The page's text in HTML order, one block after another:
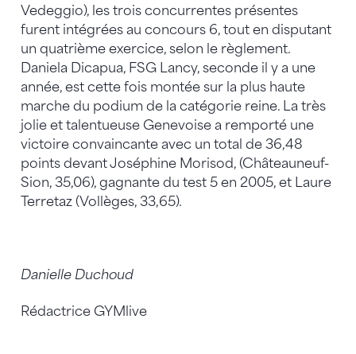
Vedeggio), les trois concurrentes présentes
furent intégrées au concours 6, tout en disputant
un quatrième exercice, selon le règlement.
Daniela Dicapua, FSG Lancy, seconde il y a une
année, est cette fois montée sur la plus haute
marche du podium de la catégorie reine. La très
jolie et talentueuse Genevoise a remporté une
victoire convaincante avec un total de 36,48
points devant Joséphine Morisod, (Châteauneuf-
Sion, 35,06), gagnante du test 5 en 2005, et Laure
Terretaz (Vollèges, 33,65).
Danielle Duchoud
Rédactrice GYMlive